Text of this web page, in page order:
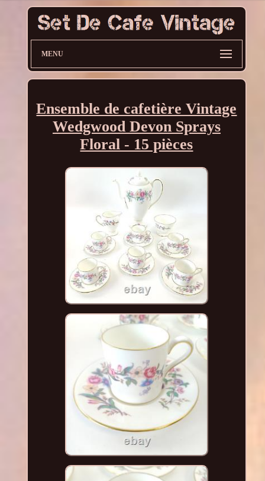
MENU
Ensemble de cafetière Vintage
Wedgwood Devon Sprays
Floral - 15 pièces